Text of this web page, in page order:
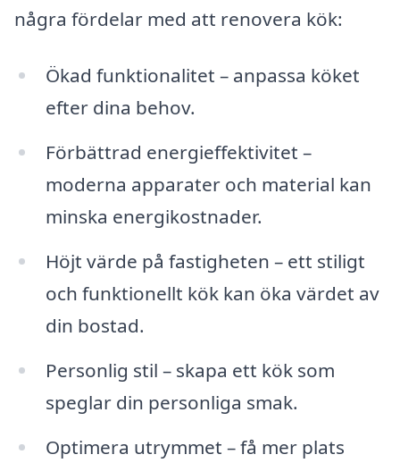
några fördelar med att renovera kök:
Ökad funktionalitet – anpassa köket
efter dina behov.
Förbättrad energieffektivitet –
moderna apparater och material kan
minska energikostnader.
Höjt värde på fastigheten – ett stiligt
och funktionellt kök kan öka värdet av
din bostad.
Personlig stil – skapa ett kök som
speglar din personliga smak.
Optimera utrymmet – få mer plats